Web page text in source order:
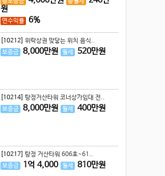
원
연수익률 6%
[10212] 위락상권 맞닿는 위치 음식..
보증금
8,000만원 월세 520만원
[10214] 탕정거산타워 코너상가임대 전..
보증금
8,000만원 월세 400만원
[10217]
탕정 거산타워 606호~61..
보증금
1억 4,000 월세 810만원